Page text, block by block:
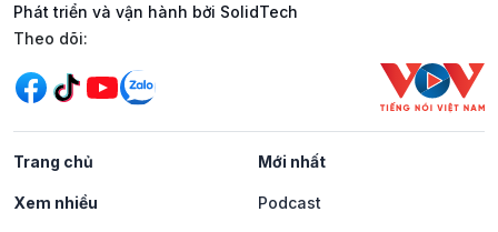
Phát triển và vận hành bởi SolidTech
Mạng xã hội
Theo dõi:
Trang chủ Mới nhất
Xem nhiều Podcast